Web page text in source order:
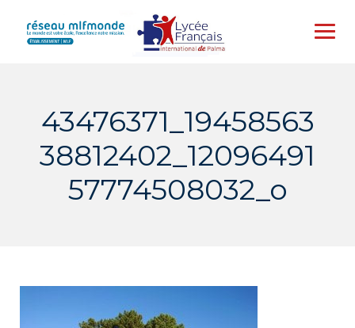
content
43476371_19458563
38812402_12096491
57774508032_o